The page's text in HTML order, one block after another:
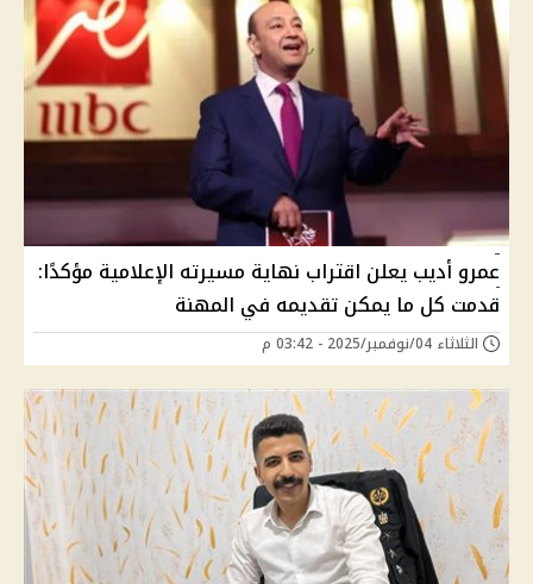
عمرو أديب يعلن اقتراب نهاية مسيرته الإعلامية مؤكدًا:
قدمت كل ما يمكن تقديمه في المهنة
الثلاثاء 04/نوفمبر/2025 - 03:42 م